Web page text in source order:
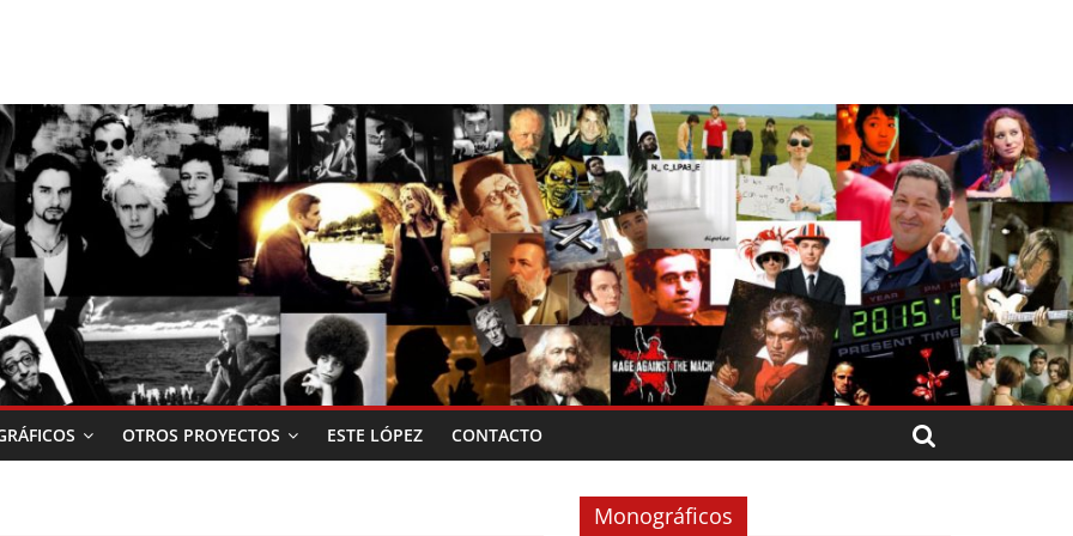
OTROS PROYECTOS ESTE LÓPEZ CONTACTO
Monográficos